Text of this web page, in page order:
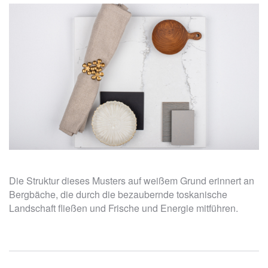
Die Struktur dieses Musters auf weißem Grund erinnert an
Bergbäche, die durch die bezaubernde toskanische
Landschaft fließen und Frische und Energie mitführen.